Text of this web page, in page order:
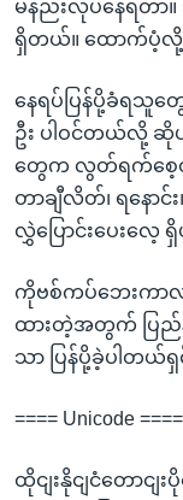
မနည်းလုပ်နေရတ
ရှိတယ်။ ထောက်ပံ့လို့
နေရပ်ပြန်ပို့ခံရသူတွ
ဦး ပါဝင်တယ်လို့ ဆို
တွေက လွတ်ရက်စေ့တဲ့
တာချီလိတ်၊ ရနော
လွှဲပြောင်းပေးလေ့
ကိုဗစ်ကပ်ဘေးကာ
ထားတဲ့အတွက် ပြ
သာ ပြန်ပို့ခဲ့ပါတယ်ရှ
==== Unicode
ထိုငျးနိုငျငံတောငျ